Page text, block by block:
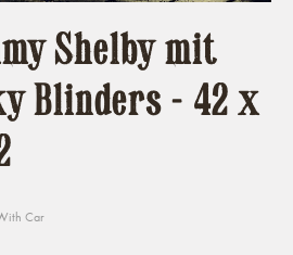
Shelby mit
Blinders - 42 x
Car